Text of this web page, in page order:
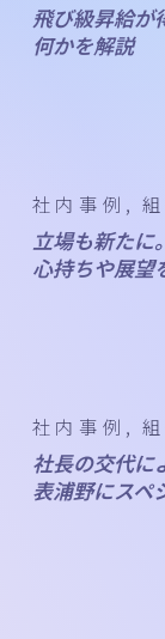
飛び級昇給が
何かを解説
社内事例
立場も新た
心持ちや展望
社内事例
社長の交代に
表浦野にスペ